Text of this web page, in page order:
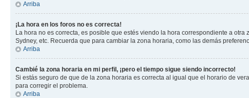
Arriba
¡La hora en los foros no es correcta!
La hora no es correcta, es posible que estés viendo la hora correspondiente a
Sydney, etc. Recuerda que para cambiar la zona horaria, como las demás
Arriba
Cambié la zona horaria en mi perfil, ¡pero el tiempo sigue siendo incorrecto!
Si estás seguro de que de la zona horaria es correcta al igual que el horario de
para corregir el problema.
Arriba